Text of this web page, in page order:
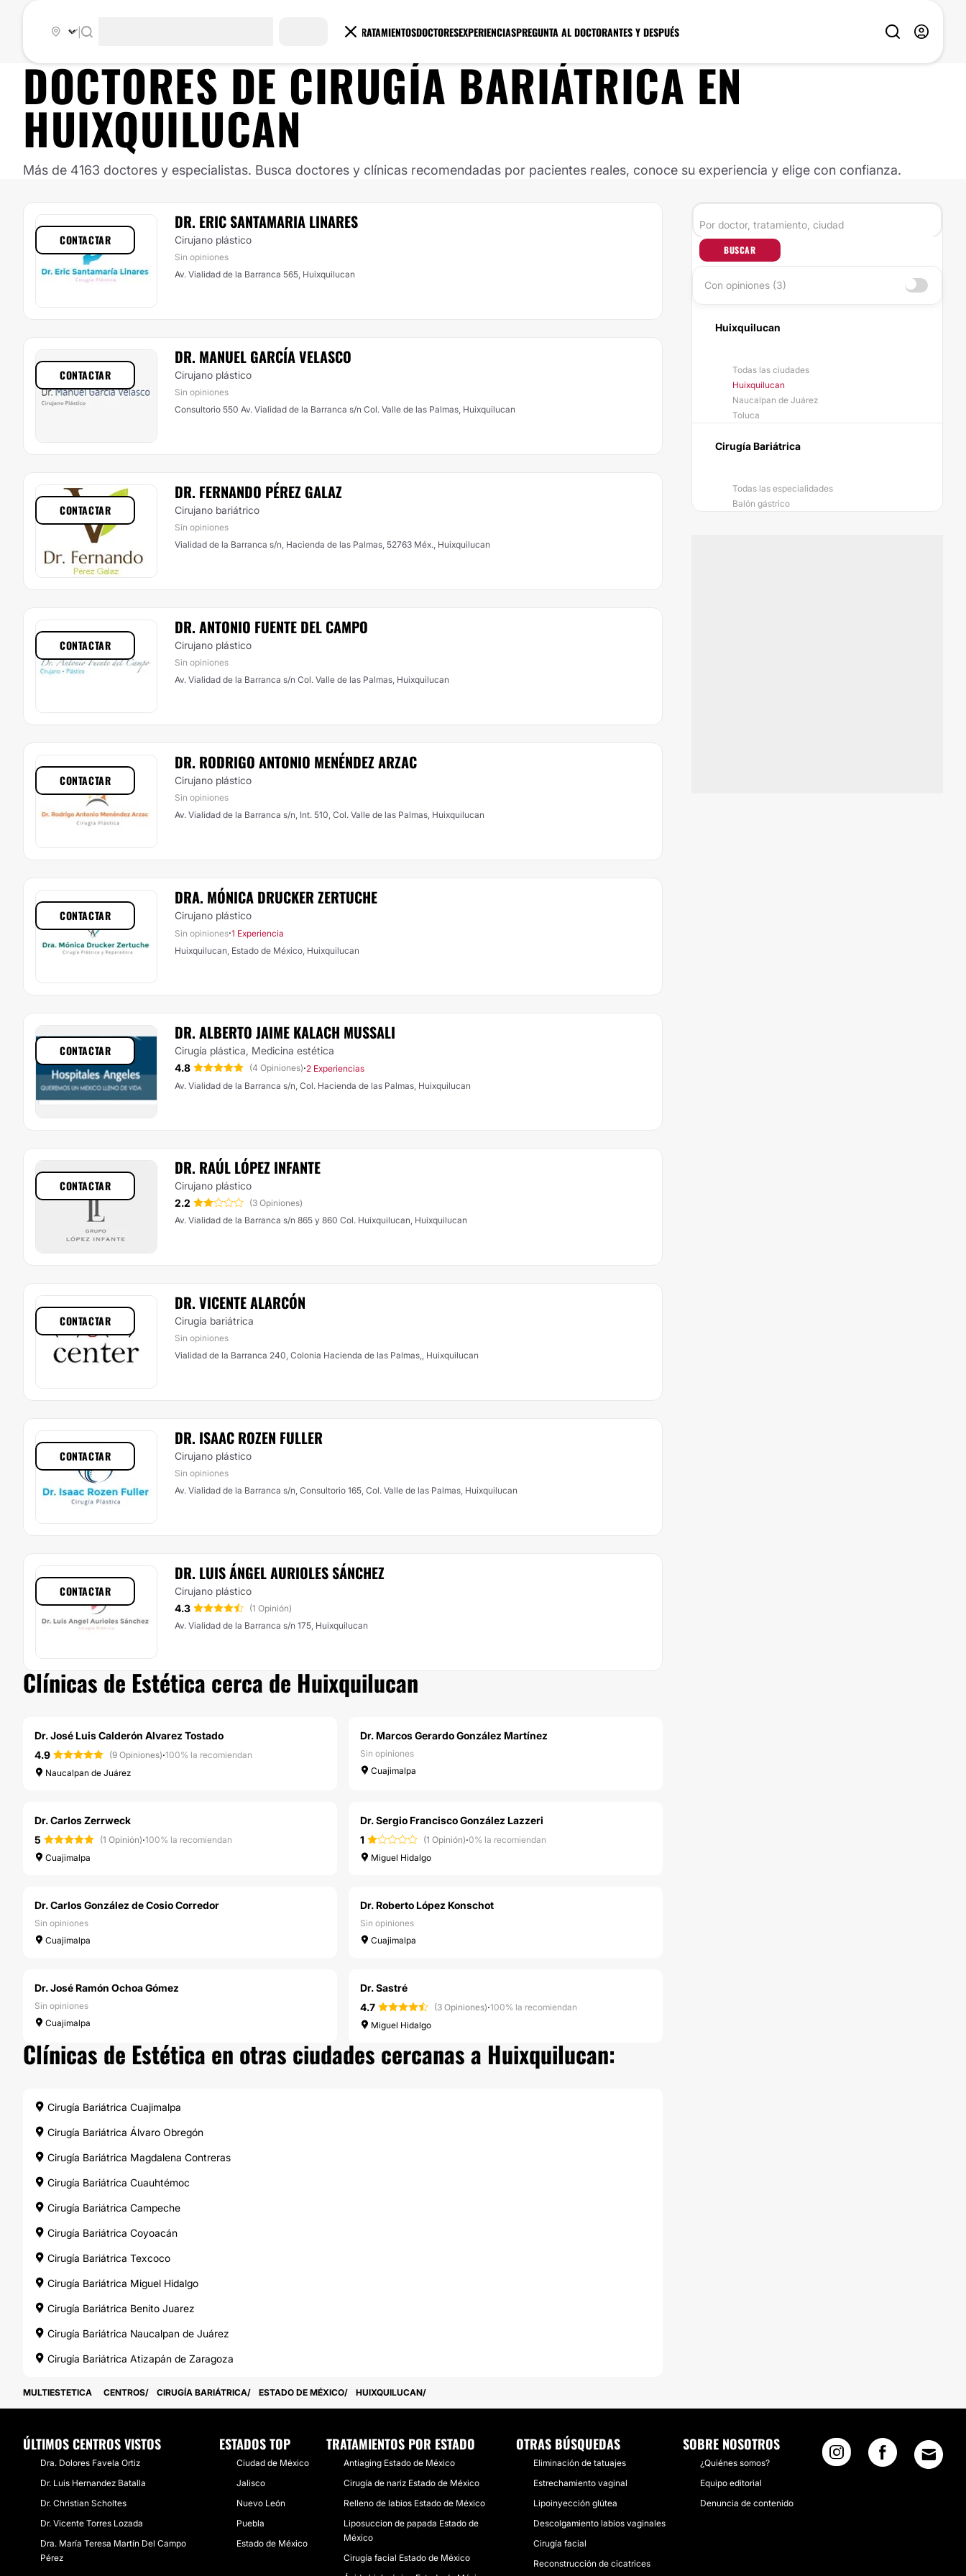
TRATAMIENTOSDOCTORESEXPERIENCIASPREGUNTA AL DOCTORANTES Y DESPUÉS
DOCTORES DECIRUGÍA BARIÁTRICAEN
HUIXQUILUCAN
Más de 4163 doctores y especialistas. Busca doctores y clínicas recomendadas por pacientes reales, conoce su experiencia y elige con confianza.
DR. ERIC SANTAMARIA LINARES
Cirujano plástico
Sin opiniones
Av. Vialidad de la Barranca 565, Huixquilucan
CONTACTAR
DR. MANUEL GARCÍA VELASCO
Cirujano plástico
Sin opiniones
Consultorio 550 Av. Vialidad de la Barranca s/n Col. Valle de las Palmas, Huixquilucan
CONTACTAR
DR. FERNANDO PÉREZ GALAZ
Cirujano bariátrico
Sin opiniones
Vialidad de la Barranca s/n, Hacienda de las Palmas, 52763 Méx., Huixquilucan
CONTACTAR
DR. ANTONIO FUENTE DEL CAMPO
Cirujano plástico
Sin opiniones
Av. Vialidad de la Barranca s/n Col. Valle de las Palmas, Huixquilucan
CONTACTAR
DR. RODRIGO ANTONIO MENÉNDEZ ARZAC
Cirujano plástico
Sin opiniones
Av. Vialidad de la Barranca s/n, Int. 510, Col. Valle de las Palmas, Huixquilucan
CONTACTAR
DRA. MÓNICA DRUCKER ZERTUCHE
Cirujano plástico
Sin opiniones·1 Experiencia
Huixquilucan, Estado de México, Huixquilucan
CONTACTAR
DR. ALBERTO JAIME KALACH MUSSALI
Cirugía plástica, Medicina estética
4.8
(4 Opiniones)·2 Experiencias
Av. Vialidad de la Barranca s/n, Col. Hacienda de las Palmas, Huixquilucan
CONTACTAR
DR. RAÚL LÓPEZ INFANTE
Cirujano plástico
2.2
(3 Opiniones)
Av. Vialidad de la Barranca s/n 865 y 860 Col. Huixquilucan, Huixquilucan
CONTACTAR
DR. VICENTE ALARCÓN
Cirugía bariátrica
Sin opiniones
Vialidad de la Barranca 240, Colonia Hacienda de las Palmas,, Huixquilucan
CONTACTAR
DR. ISAAC ROZEN FULLER
Cirujano plástico
Sin opiniones
Av. Vialidad de la Barranca s/n, Consultorio 165, Col. Valle de las Palmas, Huixquilucan
CONTACTAR
DR. LUIS ÁNGEL AURIOLES SÁNCHEZ
Cirujano plástico
4.3
(1 Opinión)
Av. Vialidad de la Barranca s/n 175, Huixquilucan
CONTACTAR
Clínicas de Estética cerca de Huixquilucan
Dr. José Luis Calderón Alvarez Tostado
4.9
(9 Opiniones)·100% la recomiendan
Naucalpan de Juárez
Dr. Marcos Gerardo González Martínez
Sin opiniones
Cuajimalpa
Dr. Carlos Zerrweck
5
(1 Opinión)·100% la recomiendan
Cuajimalpa
Dr. Sergio Francisco González Lazzeri
1
(1 Opinión)·0% la recomiendan
Miguel Hidalgo
Dr. Carlos González de Cosio Corredor
Sin opiniones
Cuajimalpa
Dr. Roberto López Konschot
Sin opiniones
Cuajimalpa
Dr. José Ramón Ochoa Gómez
Sin opiniones
Cuajimalpa
Dr. Sastré
4.7
(3 Opiniones)·100% la recomiendan
Miguel Hidalgo
Clínicas de Estética en otras ciudades cercanas a Huixquilucan:
Cirugía Bariátrica Cuajimalpa
Cirugía Bariátrica Álvaro Obregón
Cirugía Bariátrica Magdalena Contreras
Cirugía Bariátrica Cuauhtémoc
Cirugía Bariátrica Campeche
Cirugía Bariátrica Coyoacán
Cirugía Bariátrica Texcoco
Cirugía Bariátrica Miguel Hidalgo
Cirugía Bariátrica Benito Juarez
Cirugía Bariátrica Naucalpan de Juárez
Cirugía Bariátrica Atizapán de Zaragoza
BUSCAR
Con opiniones (3)
Huixquilucan
Todas las ciudades
Huixquilucan
Naucalpan de Juárez
Toluca
Cirugía Bariátrica
Todas las especialidades
Balón gástrico
MULTIESTETICA CENTROS CIRUGÍA BARIÁTRICA ESTADO DE MÉXICO HUIXQUILUCAN
ÚLTIMOS CENTROS VISTOS
Dra. Dolores Favela Ortiz
Dr. Luis Hernandez Batalla
Dr. Christian Scholtes
Dr. Vicente Torres Lozada
Dra. María Teresa Martín Del Campo
Pérez
ESTADOS TOP
Ciudad de México
Jalisco
Nuevo León
Puebla
Estado de México
TRATAMIENTOS POR ESTADO
Antiaging Estado de México
Cirugía de nariz Estado de México
Relleno de labios Estado de México
Liposuccion de papada Estado de
México
Cirugía facial Estado de México
OTRAS BÚSQUEDAS
Eliminación de tatuajes
Estrechamiento vaginal
Lipoinyección glútea
Descolgamiento labios vaginales
Cirugía facial
Reconstrucción de cicatrices
SOBRE NOSOTROS
¿Quiénes somos?
Equipo editorial
Denuncia de contenido